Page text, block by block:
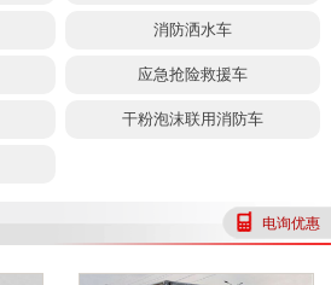
消防洒水车
应急抢险救援车
干粉泡沫联用消防车
电询优惠